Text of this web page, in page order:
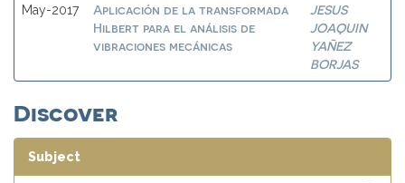
May-2017
Aplicación de la transformada
Hilbert para el análisis de
vibraciones mecánicas
JESUS
JOAQUIN
YAÑEZ
BORJAS
Discover
Subject